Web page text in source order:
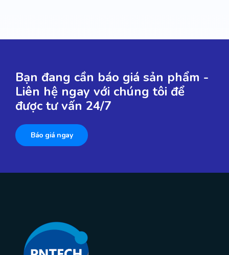
Bạn đang cần báo giá sản phẩm -
Liên hệ ngay với chúng tôi để
được tư vấn 24/7
Báo giá ngay